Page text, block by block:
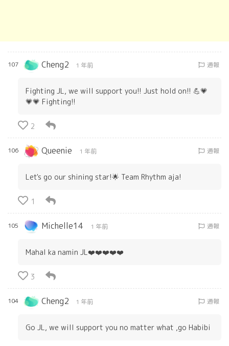
107 Cheng2 1 年前 通報
Fighting JL, we will support you!! Just hold on!! 💪💗
💗💗 Fighting!!
2
106 Queenie 1 年前 通報
Let's go our shining star!🌟 Team Rhythm aja!
1
105 Michelle14 1 年前 通報
Mahal ka namin JL❤️❤️❤️❤️❤️
3
104 Cheng2 1 年前 通報
Go JL, we will support you no matter what ,go Habibi